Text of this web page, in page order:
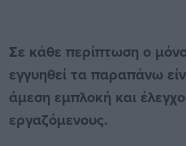
Σε κάθε περίπτωση ο
εγγυηθεί τα παραπάνω
άμεση εμπλοκή και
εργαζόμενους.